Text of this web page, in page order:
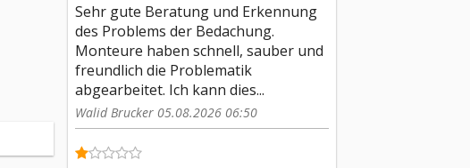
Sehr gute Beratung und Erkennung
des Problems der Bedachung.
Monteure haben schnell, sauber und
freundlich die Problematik
abgearbeitet. Ich kann dies...
Walid Brucker 05.08.2026 06:50